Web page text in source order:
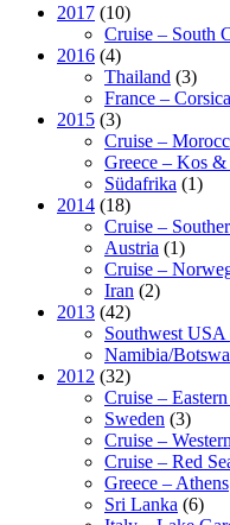
2017 (10)
Cruise – South
2016 (4)
Thailand (3)
France – Corsica
2015 (3)
Cruise –
Greece – Kos
Südafrika (1)
2014 (18)
Cruise –
Austria (1)
Cruise –
Iran (2)
2013 (42)
Southwest
Namibia/
2012 (32)
Cruise –
Sweden (3)
Cruise –
Cruise – Red
Greece – Athens
Sri Lanka (6)